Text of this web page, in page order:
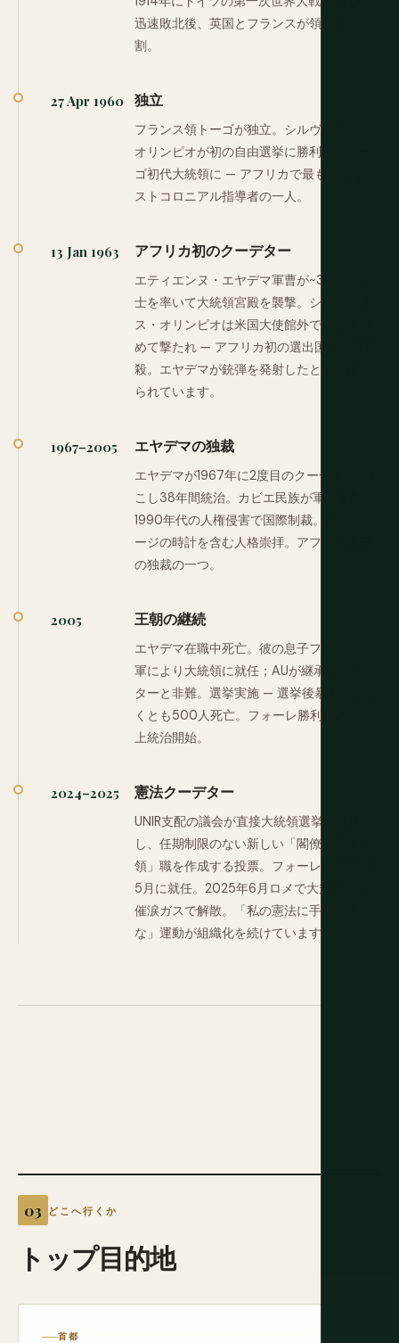
迅速敗北後、英国とフランスが領土を分
割。
27 Apr 1960 独立
フランス領トーゴが独立。シルヴァヌス・
オリンピオが初の自由選挙に勝利し、トー
ゴ初代大統領に — アフリカで最も有能なポ
ストコロニアル指導者の一人。
13 Jan 1963 アフリカ初のクーデター
エティエンヌ・エヤデマ軍曹が~30人の兵
士を率いて大統領宮殿を襲撃。シルヴァヌ
ス・オリンピオは米国大使館外で亡命を求
めて撃たれ — アフリカ初の選出国家元首暗
殺。エヤデマが銃弾を発射したと広く信じ
られています。
1967–2005 エヤデマの独裁
エヤデマが1967年に2度目のクーデターを起
こし38年間統治。カビエ民族が軍を支配。
1990年代の人権侵害で国際制裁。彼のイメ
ージの時計を含む人格崇拝。アフリカ最長
の独裁の一つ。
2005 王朝の継続
エヤデマ在職中死亡。彼の息子フォーレが
軍により大統領に就任；AUが継承をクーデ
ターと非難。選挙実施 — 選挙後暴力で少な
くとも500人死亡。フォーレ勝利し20年以
上統治開始。
2024–2025 憲法クーデター
UNIR支配の議会が直接大統領選挙を廃止
し、任期制限のない新しい「閣僚会議大統
領」職を作成する投票。フォーレが2025年
5月に就任。2025年6月ロメで大規模抗議、
催涙ガスで解散。「私の憲法に手を出す
な」運動が組織化を続けています。
どこへ行くか
トップ目的地
首都